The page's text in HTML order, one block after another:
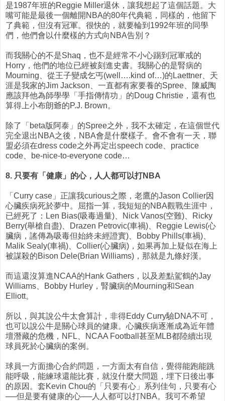
是1987年班的Reggie Miller退休，讓我想起了這個話題。大
嘴可能是最後一個離開NBA的80年代典範，同樣的，他留下
了典範，但沒有冠軍。很快的，就要輪到1992年班的同學
們，他們會以什麼樣的方式向NBA告別？
而我關心的不是Shaq，也不是經常不小心踢到冠軍戒的
Horry，他們的地位已經被刻進史書。我關心的是腎病的
Mourning、從王子變成乞丐(well….kind of…)的Laettner、天
涯是我家的Jim Jackson、一直都有家要養的Spree、陳威陶
應該拜他為師學學「手指傳情功」的Doug Christie，還有也
算得上小布朗爺的P.J. Brown。
除了「beta版阿泰」的Spree之外，我不太確定，在這個世代
完全退出NBA之後，NBA會是什麼樣子。會不會有一天，聯
盟必須在dress code之外再定出speech code、practice
code、be-nice-to-everyone code…
8. 只要有「健康」的心，人人都可以打NBA
「Curry case」正讓我curious之際，老鷹的Jason Collier因
心臟疾病死於夢中。屈指一算，我短短的NBA觀戰生涯中，
已經死了：Len Bias(吸毒過量)、Nick Vanos(空難)、Ricky
Berry(舉槍自盡)、Drazen Petrovic(車禍)、Reggie Lewis(心
臟病，謠傳為吸毒但始終未經證實)、Bobby Phills(車禍)、
Malik Sealy(車禍)、Collier(心臟病)，如果再加上疑似在海上
被謀殺的Bison Dele(Brian Williams)，那就是九條好漢。
而這還沒算進NCAA的Hank Gathers，以及差點駕鶴的Jay
Williams、Bobby Hurley，腎臟病的Mourning和Sean
Elliott。
所以，與其說公牛太會算計，非得Eddy Curry驗DNA不可，
也可以說公牛是關心球員的健康。心臟疾病逐漸成為近年體
壇潛藏的危機，NFL、NCAA Football甚至MLB都陸續出現
球員死於心臟病的案例。
球員一方面擔心合約問題，一方面太有自信，覺得能跑能跳
能呼吸，能練球還能比賽，就沒什麼大問題，埋下日後出事
的原因。套Kevin Chou的「只要有心」系列佳句，只要有心
──但是要有健康的心──人人都可以打NBA。我可不希望